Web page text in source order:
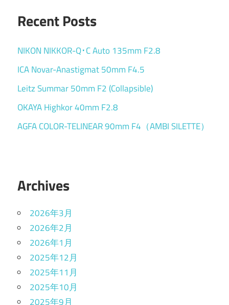
Recent Posts
NIKON NIKKOR-Q･C Auto 135mm F2.8
ICA Novar-Anastigmat 50mm F4.5
Leitz Summar 50mm F2 (Collapsible)
OKAYA Highkor 40mm F2.8
AGFA COLOR-TELINEAR 90mm F4（AMBI SILETTE）
Archives
2026年3月
2026年2月
2026年1月
2025年12月
2025年11月
2025年10月
2025年9月